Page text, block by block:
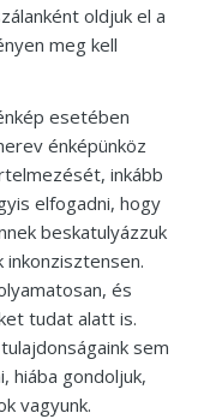
oldjuk el a
meg kell
esetében
énképünköz
inkább
elfogadni, hogy
beskatulyázzuk
inkonzisztensen.
és
tudat alatt is.
sem
hiába gondoljuk,
vagyunk.